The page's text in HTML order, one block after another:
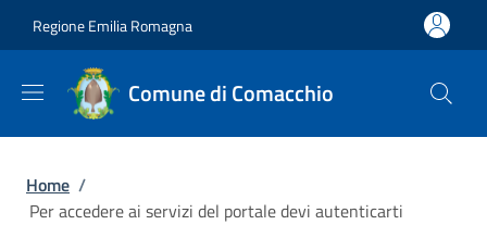
Regione Emilia Romagna
Comune di Comacchio
Briciole di pane
Home /
Per accedere ai servizi del portale devi autenticarti